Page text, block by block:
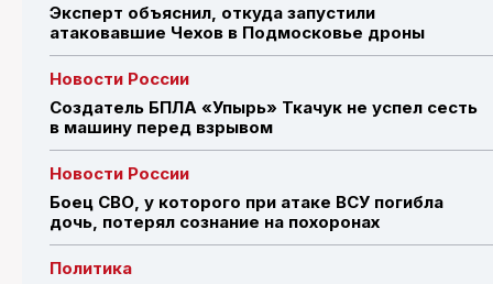
Эксперт объяснил, откуда запустили
атаковавшие Чехов в Подмосковье дроны
Новости России
Создатель БПЛА «Упырь» Ткачук не успел сесть
в машину перед взрывом
Новости России
Боец СВО, у которого при атаке ВСУ погибла
дочь, потерял сознание на похоронах
Политика